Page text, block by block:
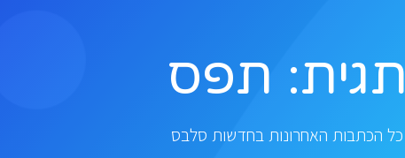
תגית: תפס
כל הכתבות האחרונות בחדשות סלבס